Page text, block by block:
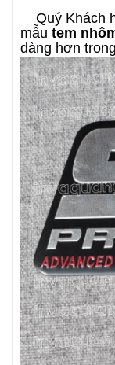
Quý Khách
mẫu tem
dàng hơn